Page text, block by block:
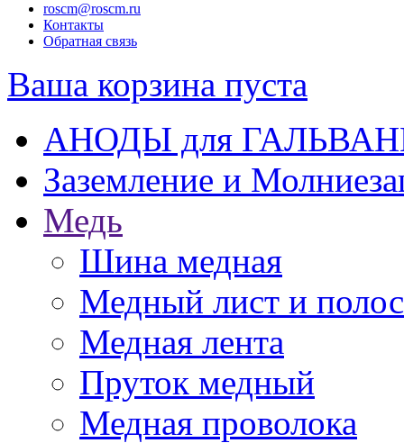
roscm@roscm.ru
Контакты
Обратная связь
Ваша корзина пуста
АНОДЫ для
Заземление и
Медь
Шина медная
Медный лист и
Медная лента
Пруток медный
Медная проволока